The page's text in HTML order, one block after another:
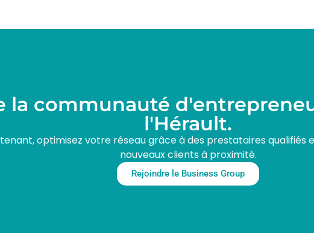
la communauté
l'Hérault.
optimisez votre réseau grâce à des prestataires
nouveaux clients à proximité.
Rejoindre le Business Group